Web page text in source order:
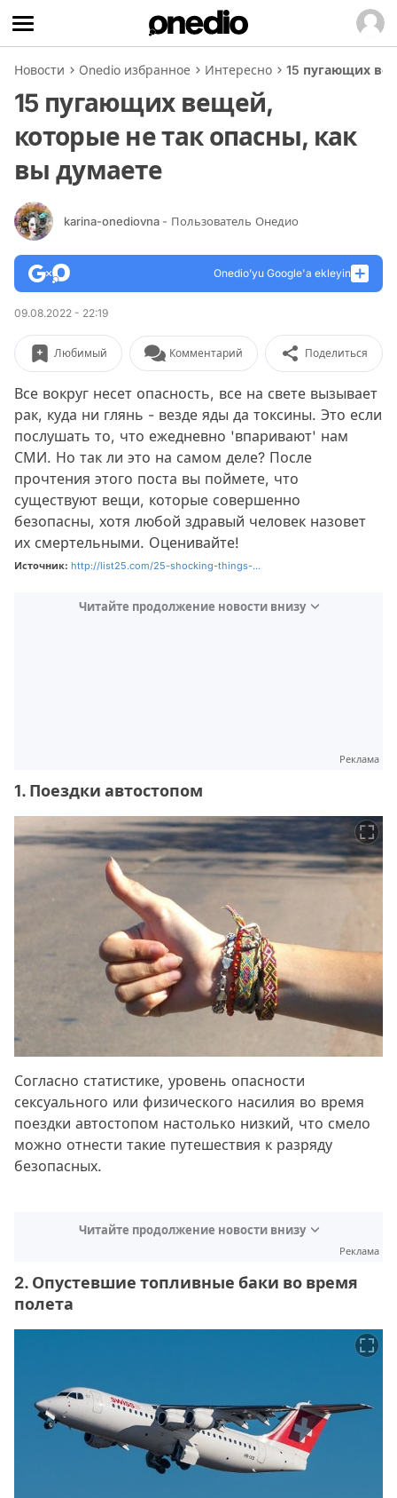
Новости Onedio избранное Интересно 15 пугающих
15 пугающих вещей,
которые не так опасны, как
вы думаете
karina-onediovna - Пользователь Онедио
Onedio’yu Google'a ekleyin
09.08.2022 - 22:19
Любимый Комментарий Поделиться
Все вокруг несет опасность, все на свете вызывает
рак, куда ни глянь - везде яды да токсины. Это если
послушать то, что ежедневно 'впаривают' нам
СМИ. Но так ли это на самом деле? После
прочтения этого поста вы поймете, что
существуют вещи, которые совершенно
безопасны, хотя любой здравый человек назовет
их смертельными. Оценивайте!
Источник: http://list25.com/25-shocking-things-...
Читайте продолжение новости внизу
Реклама
1. Поездки автостопом
Согласно статистике, уровень опасности
сексуального или физического насилия во время
поездки автостопом настолько низкий, что смело
можно отнести такие путешествия к разряду
безопасных.
Читайте продолжение новости внизу
Реклама
2. Опустевшие топливные баки во время
полета